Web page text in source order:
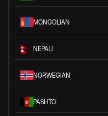
MONGOLIAN
NEPALI
NORWEGIAN
PASHTO